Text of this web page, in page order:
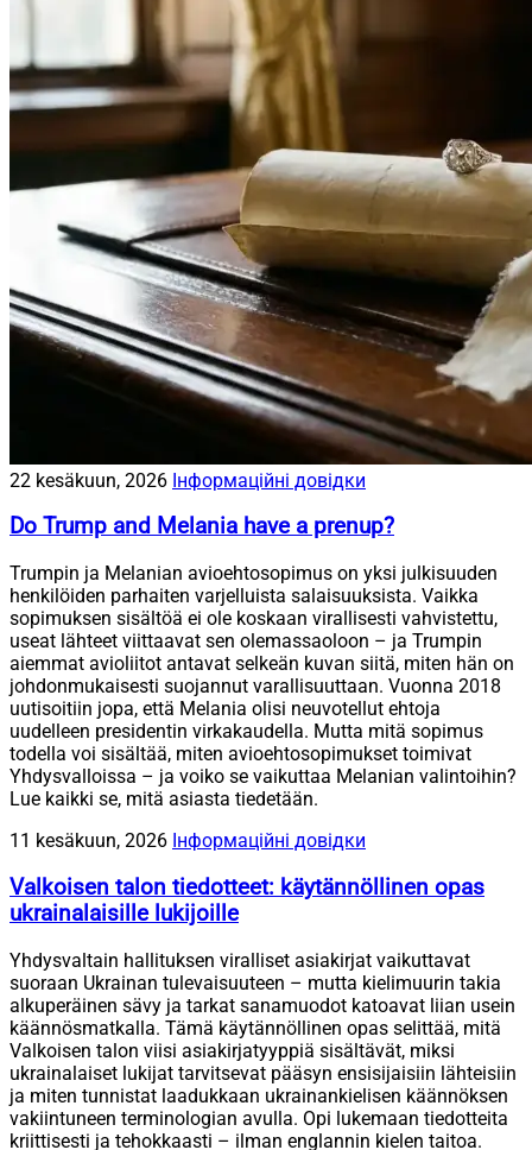
22 kesäkuun, 2026 Інформаційні довідки
Do Trump and Melania have a prenup?
Trumpin ja Melanian avioehtosopimus on yksi julkisuuden
henkilöiden parhaiten varjelluista salaisuuksista. Vaikka
sopimuksen sisältöä ei ole koskaan virallisesti vahvistettu,
useat lähteet viittaavat sen olemassaoloon – ja Trumpin
aiemmat avioliitot antavat selkeän kuvan siitä, miten hän on
johdonmukaisesti suojannut varallisuuttaan. Vuonna 2018
uutisoitiin jopa, että Melania olisi neuvotellut ehtoja
uudelleen presidentin virkakaudella. Mutta mitä sopimus
todella voi sisältää, miten avioehtosopimukset toimivat
Yhdysvalloissa – ja voiko se vaikuttaa Melanian valintoihin?
Lue kaikki se, mitä asiasta tiedetään.
11 kesäkuun, 2026 Інформаційні довідки
Valkoisen talon tiedotteet: käytännöllinen opas
ukrainalaisille lukijoille
Yhdysvaltain hallituksen viralliset asiakirjat vaikuttavat
suoraan Ukrainan tulevaisuuteen – mutta kielimuurin takia
alkuperäinen sävy ja tarkat sanamuodot katoavat liian usein
käännösmatkalla. Tämä käytännöllinen opas selittää, mitä
Valkoisen talon viisi asiakirjatyyppiä sisältävät, miksi
ukrainalaiset lukijat tarvitsevat pääsyn ensisijaisiin lähteisiin
ja miten tunnistat laadukkaan ukrainankielisen käännöksen
vakiintuneen terminologian avulla. Opi lukemaan tiedotteita
kriittisesti ja tehokkaasti – ilman englannin kielen taitoa.